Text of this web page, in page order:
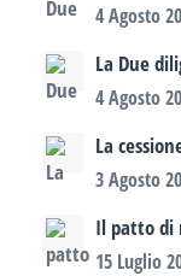
4 Agosto
La Due
4 Agosto
La
3 Agosto
Il patto di
15 Luglio